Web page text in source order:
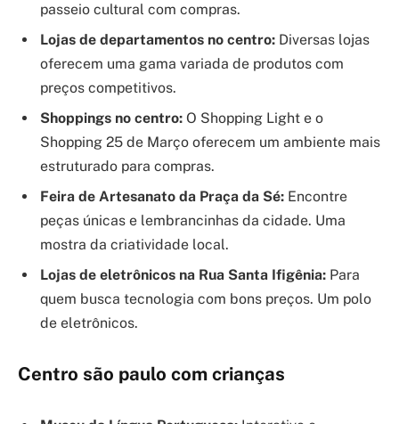
passeio cultural com compras.
Lojas de departamentos no centro: Diversas lojas
oferecem uma gama variada de produtos com
preços competitivos.
Shoppings no centro: O Shopping Light e o
Shopping 25 de Março oferecem um ambiente mais
estruturado para compras.
Feira de Artesanato da Praça da Sé: Encontre
peças únicas e lembrancinhas da cidade. Uma
mostra da criatividade local.
Lojas de eletrônicos na Rua Santa Ifigênia: Para
quem busca tecnologia com bons preços. Um polo
de eletrônicos.
Centro são paulo com crianças